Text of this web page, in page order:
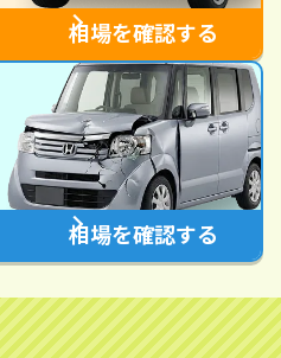
相場を確認する
相場を確認する